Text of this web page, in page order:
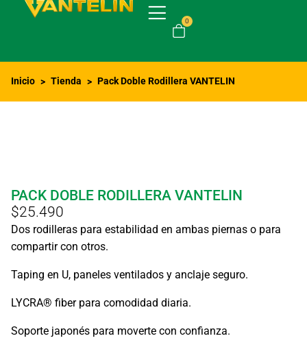
0
Inicio > Tienda > Pack Doble Rodillera VANTELIN
PACK DOBLE RODILLERA VANTELIN
$25.490
Dos rodilleras para estabilidad en ambas piernas o para
compartir con otros.
Taping en U, paneles ventilados y anclaje seguro.
LYCRA® fiber para comodidad diaria.
Soporte japonés para moverte con confianza.